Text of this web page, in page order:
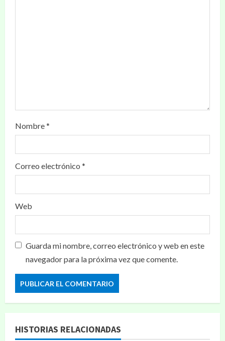
Nombre*
Correo electrónico *
Web
Guarda mi nombre, correo electrónico y web en este
navegador para la próxima vez que comente.
HISTORIAS RELACIONADAS